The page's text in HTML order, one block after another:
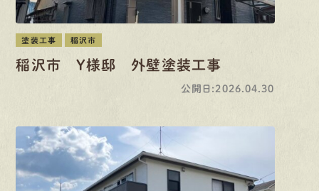
塗装工事 稲沢市
稲沢市 Y様邸 外壁塗装工事
公開日:2026.04.30